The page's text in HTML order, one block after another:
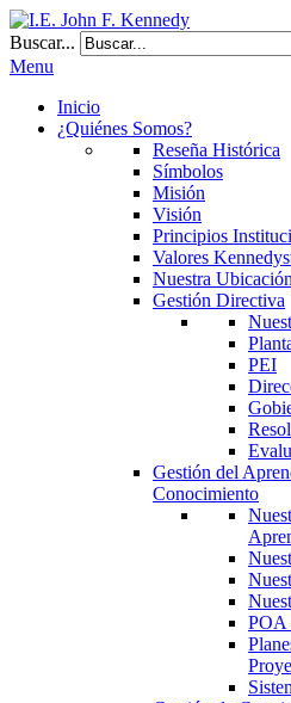
Buscar...
Menu
Inicio
¿Quiénes Somos?
Reseña Histórica
Símbolos
Misión
Visión
Principios
Valores
Nuestra Ubicación
Gestión Directiva
PEI
Gestión del
Conocimiento
POA